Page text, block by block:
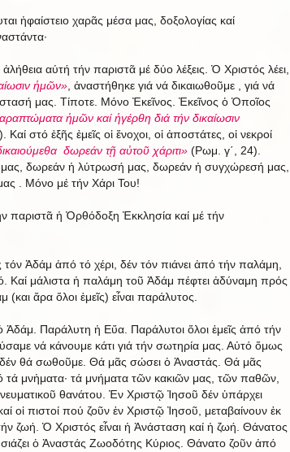
ἡφαίστειο χαρᾶς μέσα μας, δοξολογίας καί
αὐτή τήν παριστᾶ μέ δύο λέξεις. Ὁ Χριστός λέει,
ἡμῶν», ἀναστήθηκε γιά νά δικαιωθοῦμε , γιά νά
μας. Τίποτε. Μόνο Ἐκεῖνος. Ἐκεῖνος ὁ Ὁποῖος
ἡμῶν καί ἡγέρθη διά τήν δικαίωσιν
στό ἐξῆς ἐμεῖς οἱ ἔνοχοι, οἱ ἀποστάτες, οἱ νεκροί
δωρεάν τῇ αὐτοῦ χάριτι»(Ρωμ. γ΄, 24).
δωρεάν ἡ λύτρωσή μας, δωρεάν ἡ συγχώρεσή μας,
. Μόνο μέ τήν Χάρι Του!
παριστᾶ ἡ Ὀρθόδοξη Ἐκκλησία καί μέ τήν
Ἀδάμ ἀπό τό χέρι, δέν τόν πιάνει ἀπό τήν παλάμη,
Καί μάλιστα ἡ παλάμη τοῦ Ἀδάμ πέφτει ἀδύναμη πρός
(και ἄρα ὅλοι ἐμεῖς) εἶναι παράλυτος.
Ἀδάμ. Παράλυτη ἡ Εὔα. Παράλυτοι ὅλοι ἐμεῖς ἀπό τήν
νά κάνουμε κάτι γιά τήν σωτηρία μας. Αὐτό ὅμως
δέν θά σωθοῦμε. Θά μᾶς σώσει ὁ Ἀναστάς. Θά μᾶς
τά μνἠματα· τά μνήματα τῶν κακιῶν μας, τῶν παθῶν,
θανάτου. Ἐν Χριστῷ Ἰησοῦ δέν ὑπάρχει
οἱ πιστοί πού ζοῦν ἐν Χριστῷ Ἰησοῦ, μεταβαίνουν ἐκ
ζωή. Ὁ Χριστός εἶναι ἡ Ἀνάσταση καί ἡ ζωή. Θάνατος
ὁ Ἀναστάς Ζωοδότης Κύριος. Θάνατο ζοῦν ἀπό